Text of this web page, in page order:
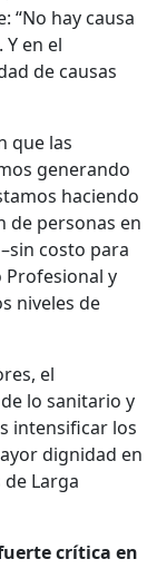
“No hay causa
en el
de causas
que las
generando
haciendo
de personas en
costo para
Profesional y
niveles de
el
lo sanitario y
intensificar los
dignidad en
Larga
crítica en